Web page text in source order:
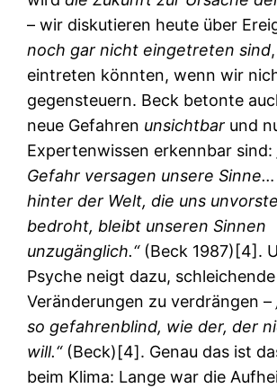
– wir diskutieren heute über
noch gar nicht eingetreten sind
eintreten könnten, wenn wir
gegensteuern. Beck betonte
neue Gefahren unsichtbar und
Expertenwissen erkennbar sind:
Gefahr versagen unsere
hinter der Welt, die uns
bedroht, bleibt unseren Sinnen
unzugänglich.“(Beck 1987)[4].
Psyche neigt dazu, schleichende
Veränderungen zu verdrängen –
so gefahrenblind, wie der, der
will.“(Beck)[4]. Genau das ist
beim Klima: Lange war die